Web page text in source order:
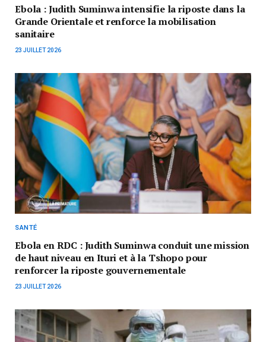
Ebola : Judith Suminwa intensifie la riposte dans la
Grande Orientale et renforce la mobilisation
sanitaire
23 JUILLET 2026
SANTÉ
Ebola en RDC : Judith Suminwa conduit une mission
de haut niveau en Ituri et à la Tshopo pour
renforcer la riposte gouvernementale
23 JUILLET 2026